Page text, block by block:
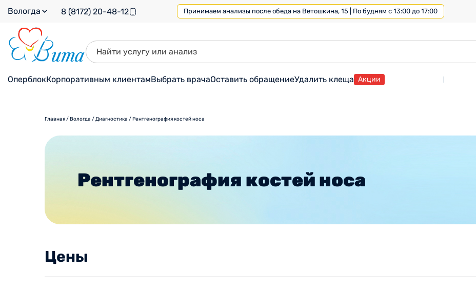
Вологда 8 (8172) 20-48-12 Принимаем анализы после обеда на Ветошкина, 15 | По будням с 13:00 до 17:00
ОперблокКорпоративным клиентамВыбрать врачаОставить обращениеУдалить клеща Акции
Главная/Вологда /Диагностика /Рентгенография костей носа
Рентгенография костей носа
Цены